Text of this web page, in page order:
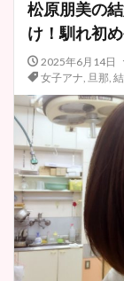
松原朋美の
け！馴れ初
2025年6月14日
女子アナ, 旦那,